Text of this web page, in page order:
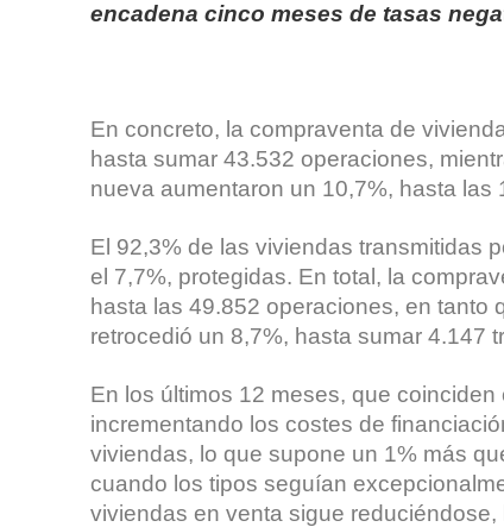
encadena cinco meses de tasas
En concreto, la compraventa de
hasta sumar 43.532 operaciones,
nueva aumentaron un 10,7%, hasta las
El 92,3% de las viviendas transmitidas
el 7,7%, protegidas. En total, la
hasta las 49.852 operaciones, en tanto
retrocedió un 8,7%, hasta sumar 4.147
En los últimos 12 meses, que
incrementando los costes de
viviendas, lo que supone un 1% más
cuando los tipos seguían
viviendas en venta sigue